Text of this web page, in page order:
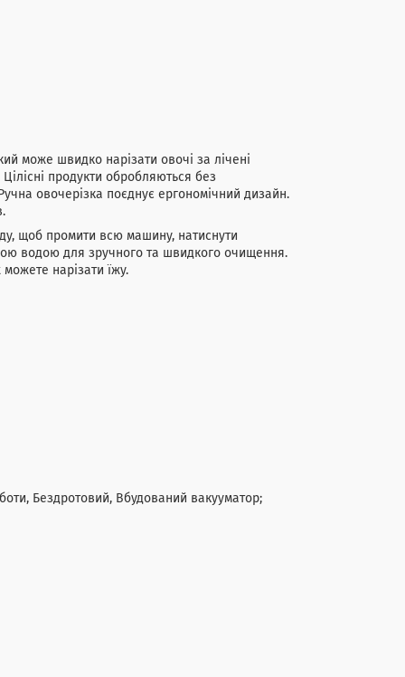
може швидко нарізати овочі за лічені
продукти обробляються без
овочерізка поєднує ергономічний дизайн.
щоб промити всю машину, натиснути
водою для зручного та швидкого очищення.
нарізати їжу.
Бездротовий, Вбудований вакууматор;